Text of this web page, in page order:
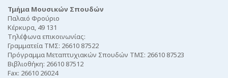
Τμήμα Μουσικών Σπουδών
Παλαιό Φρούριο
Κέρκυρα, 49 131
Τηλέφωνα επικοινωνίας:
Γραμματεία ΤΜΣ: 26610 87522
Πρόγραμμα Μεταπτυχιακών Σπουδών ΤΜΣ: 26610 87523
Βιβλιοθήκη: 26610 87512
Fax: 26610 26024